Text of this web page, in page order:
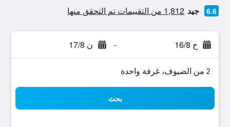
6.6 جيد 1,812 من التقييمات تم التحقق منها
ح 16/8 - ن 17/8
2 من الضيوف، غرفة واحدة
بحث